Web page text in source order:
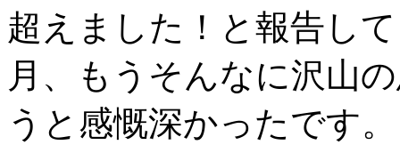
超えました！と報告し
月、もうそんなに沢山
うと感慨深かったです。